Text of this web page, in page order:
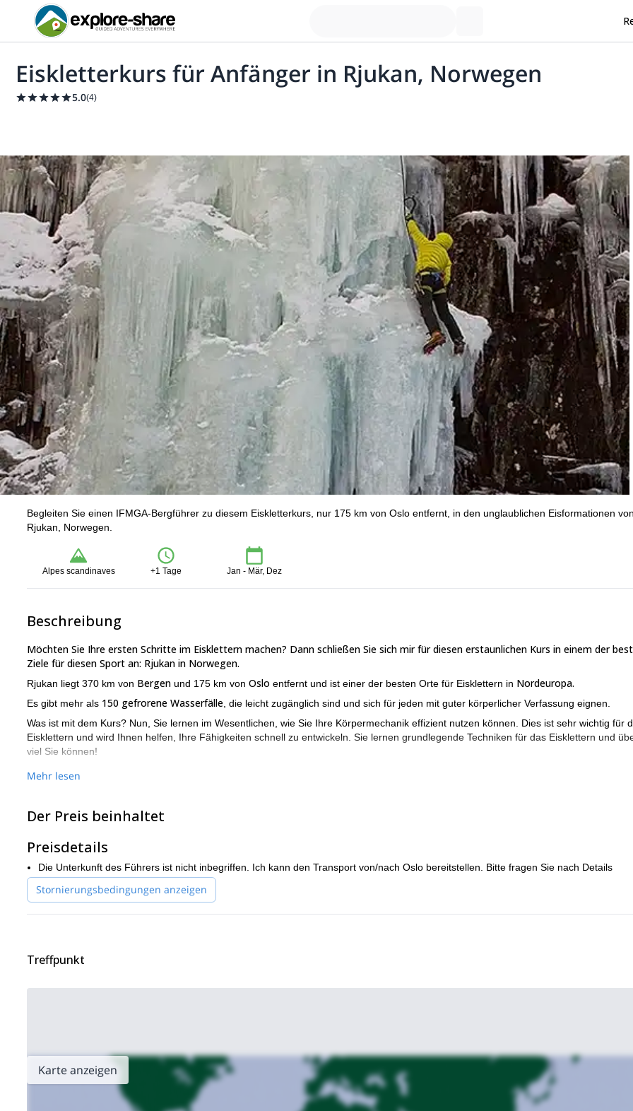
Eiskletterkurs für Anfänger in Rjukan, Norwegen
5.0(4)
Begleiten Sie einen IFMGA-Bergführer zu diesem Eiskletterkurs, nur 175 km von Oslo entfernt, in den unglaublichen Eisformationen
Rjukan, Norwegen.
Alpes scandinaves +1 Tage Jan - Mär, Dez
Beschreibung
Möchten Sie Ihre ersten Schritte im Eisklettern machen? Dann schließen Sie sich mir für diesen erstaunlichen Kurs in einem der
Ziele für diesen Sport an: Rjukan in Norwegen.
Rjukan liegt 370 km von Bergen und 175 km von Oslo entfernt und ist einer der besten Orte für Eisklettern in Nordeuropa.
Es gibt mehr als 150 gefrorene Wasserfälle , die leicht zugänglich sind und sich für jeden mit guter körperlicher Verfassung eignen.
Was ist mit dem Kurs? Nun, Sie lernen im Wesentlichen, wie Sie Ihre Körpermechanik effizient nutzen können. Dies ist sehr wichtig für
Eisklettern und wird Ihnen helfen, Ihre Fähigkeiten schnell zu entwickeln. Sie lernen grundlegende Techniken für das Eisklettern und
viel Sie können!
Außerdem kann ich den Kurs an Ihre Fähigkeiten und die Anzahl der Tage, die Sie kommen, anpassen (es kann von 1 bis 3 Tagen
Eisbedingungen dort besser sind, können wir diesen Ort wählen.
Bitte kontaktieren Sie mich, wenn Sie an diesem Eiskletterkurs interessiert sind! Ich werde Ihnen helfen, das beste Programm
entsprechend Ihrem Niveau und Ihren Wünschen zu organisieren.
Mehr lesen
Der Preis beinhaltet
Preisdetails
Die Unterkunft des Führers ist nicht inbegriffen. Ich kann den Transport von/nach Oslo bereitstellen. Bitte fragen Sie nach Details
Stornierungsbedingungen anzeigen
Treffpunkt
Karte anzeigen